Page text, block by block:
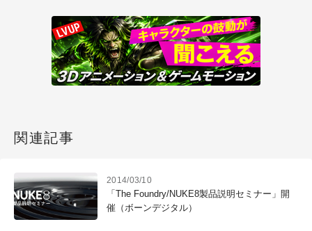
関連記事
2014/03/10
「The Foundry/NUKE8製品説明セミナー」開
催（ボーンデジタル）